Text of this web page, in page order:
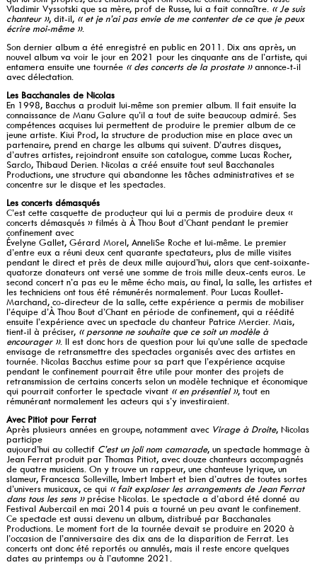
Vladimir Vyssotski que sa mère, prof de Russe, lui a fait connaître. « Je suis
chanteur », dit-il, « et je n’ai pas envie de me contenter de ce que je peux
écrire moi-même ».
Son dernier album a été enregistré en public en 2011. Dix ans après, un
nouvel album va voir le jour en 2021 pour les cinquante ans de l’artiste, qui
entamera ensuite une tournée « des concerts de la prostate »annonce-t-il
avec délectation.
Les Bacchanales de Nicolas
En 1998, Bacchus a produit lui-même son premier album. Il fait ensuite la
connaissance de Manu Galure qu’il a tout de suite beaucoup admiré. Ses
compétences acquises lui permettent de produire le premier album de ce
jeune artiste. Kiui Prod, la structure de production mise en place avec un
partenaire, prend en charge les albums qui suivent. D’autres disques,
d’autres artistes, rejoindront ensuite son catalogue, comme Lucas Rocher,
Sarclo, Thibaud Derien. Nicolas a créé ensuite tout seul Bacchanales
Productions, une structure qui abandonne les tâches administratives et se
concentre sur le disque et les spectacles.
Les concerts démasqués
C’est cette casquette de producteur qui lui a permis de produire deux «
concerts démasqués » filmés à À Thou Bout d’Chant pendant le premier
confinement avec
Évelyne Gallet, Gérard Morel, AnneliSe Roche et lui-même. Le premier
d’entre eux a réuni deux cent quarante spectateurs, plus de mille visites
pendant le direct et près de deux mille aujourd’hui, alors que cent-soixante-
quatorze donateurs ont versé une somme de trois mille deux-cents euros. Le
second concert n’a pas eu le même écho mais, au final, la salle, les artistes et
les techniciens ont tous été rémunérés normalement. Pour Lucas Roullet-
Marchand, co-directeur de la salle, cette expérience a permis de mobiliser
l’équipe d’À Thou Bout d’Chant en période de confinement, qui a réédité
ensuite l’expérience avec un spectacle du chanteur Patrice Mercier. Mais,
tient-il à préciser, « personne ne souhaite que ce soit un modèle à
encourager ». Il est donc hors de question pour lui qu’une salle de spectacle
envisage de retransmettre des spectacles organisés avec des artistes en
tournée. Nicolas Bacchus estime pour sa part que l’expérience acquise
pendant le confinement pourrait être utile pour monter des projets de
retransmission de certains concerts selon un modèle technique et économique
qui pourrait conforter le spectacle vivant « en présentiel », tout en
rémunérant normalement les acteurs qui s’y investiraient.
Avec Pitiot pour Ferrat
Après plusieurs années en groupe, notamment avec Virage à Droite, Nicolas
participe
aujourd’hui au collectif C’est un joli nom camarade, un spectacle hommage à
Jean Ferrat produit par Thomas Pitiot, avec douze chanteurs accompagnés
de quatre musiciens. On y trouve un rappeur, une chanteuse lyrique, un
slameur, Francesca Solleville, Imbert Imbert et bien d’autres de toutes sortes
d’univers musicaux, ce qui « fait exploser les arrangements de Jean Ferrat
dans tous les sens »précise Nicolas. Le spectacle a d’abord été donné au
Festival Aubercail en mai 2014 puis a tourné un peu avant le confinement.
Ce spectacle est aussi devenu un album, distribué par Bacchanales
Productions. Le moment fort de la tournée devait se produire en 2020 à
l’occasion de l’anniversaire des dix ans de la disparition de Ferrat. Les
concerts ont donc été reportés ou annulés, mais il reste encore quelques
dates au printemps ou à l’automne 2021.